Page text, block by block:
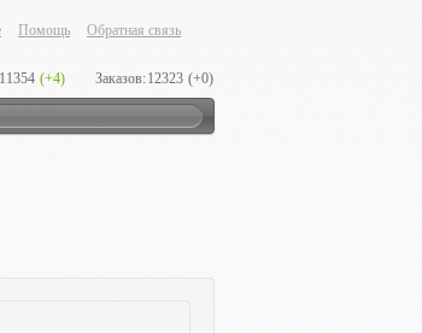
Помощь Обратная связь
11354 (+4) Заказов:12323 (+0)